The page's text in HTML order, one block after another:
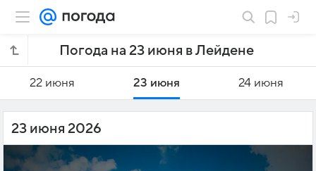
Погода на 23 июня в Лейдене
22 июня 23 июня 24 июня
23 июня 2026